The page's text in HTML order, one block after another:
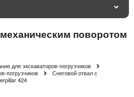
поворотом
для экскаваторов-погрузчиков
погрузчиков
Снеговой отвал с
424